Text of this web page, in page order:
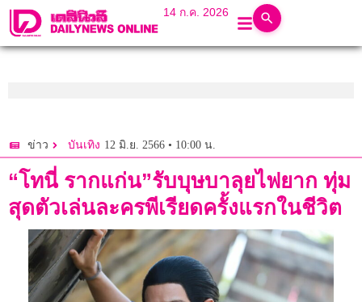
14 ก.ค. 2026
ข่าว บันเทิง 12 มิ.ย. 2566 • 10:00 น.
“โทนี่ รากแก่น”รับบุษบาลุยไฟยาก ทุ่ม
สุดตัวเล่นละครพีเรียดครั้งแรกในชีวิต